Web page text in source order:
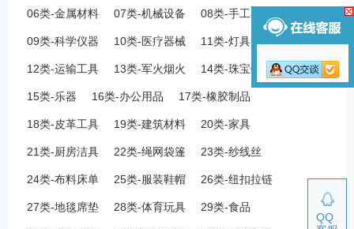
06类-金属材料 07类-机械设备 08类-手工器械
09类-科学仪器 10类-医疗器械 11类-灯具空调
12类-运输工具 13类-军火烟火 14类-珠宝钟表
15类-乐器 16类-办公用品 17类-橡胶制品
18类-皮革工具 19类-建筑材料 20类-家具
21类-厨房洁具 22类-绳网袋篷 23类-纱线丝
24类-布料床单 25类-服装鞋帽 26类-纽扣拉链
27类-地毯席垫 28类-体育玩具 29类-食品
QQ